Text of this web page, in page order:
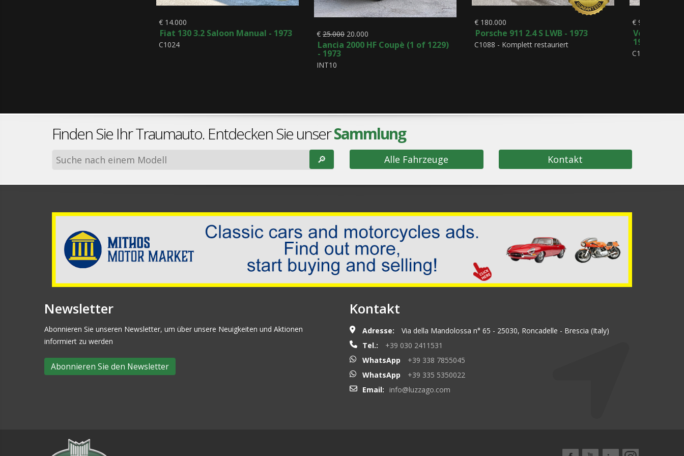
€ 14.000
Fiat 130 3.2 Saloon Manual - 1973
C1024
€ 25.000 20.000
Lancia 2000 HF Coupè (1 of 1229)
- 1973
INT10
€ 180.000
Porsche 911 2.4 S LWB - 1973
C1088 - Komplett restauriert
€ 9.500
Volkswagen
1973
C1097
Finden Sie Ihr Traumauto. Entdecken Sie unserSammlung
🔎︎ Alle Fahrzeuge Kontakt
Newsletter
Abonnieren Sie unseren Newsletter, um über unsere Neuigkeiten und Aktionen
informiert zu werden
Abonnieren Sie den Newsletter
Kontakt
Adresse:
Via della Mandolossa n° 65 - 25030, Roncadelle - Brescia (Italy)
Tel.:
+39 030 2411531
WhatsApp
+39 338 7855045
WhatsApp
+39 335 5350022
Email:
info@luzzago.com